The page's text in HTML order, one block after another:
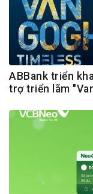
ABBank triển
trợ triển lãm